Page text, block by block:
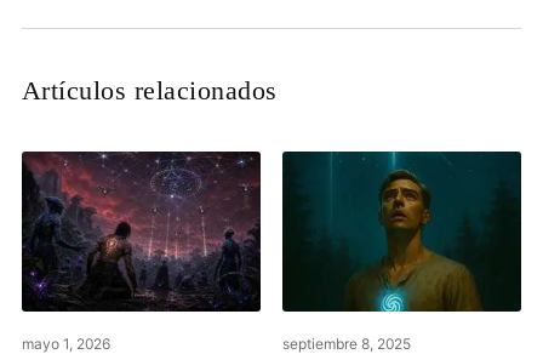
Artículos relacionados
mayo 1, 2026 septiembre 8, 2025